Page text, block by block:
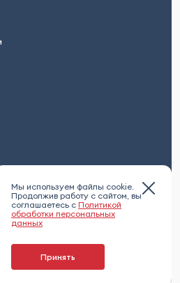
Мы используем файлы cookie.
Продолжив работу с сайтом, вы
соглашаетесь с Политикой
обработки персональных
данных
Принять
123112,
Максименко и партнеры»